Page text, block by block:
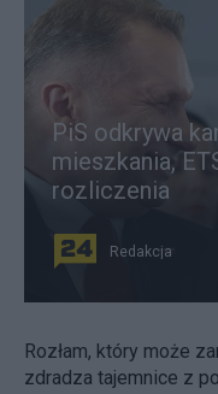
PiS odkrywa
mieszkania,
rozliczenia
Redakcja
Rozłam, który może
zdradza tajemnice z